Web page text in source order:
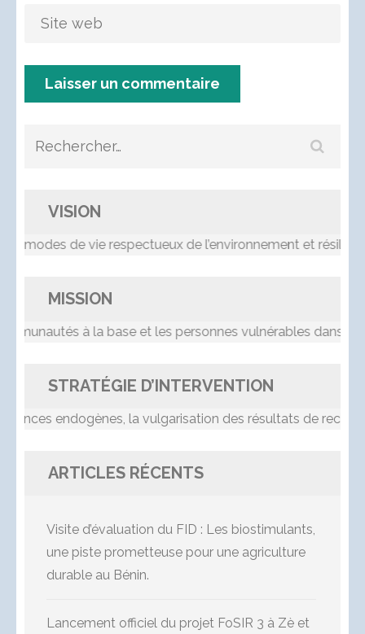
Rechercher :
VISION
de vie respectueux de l’environnement et résilients
MISSION
à la base et les personnes vulnérables dans le
STRATÉGIE D’INTERVENTION
endogènes, la vulgarisation des résultats de
ARTICLES RÉCENTS
Visite d’évaluation du FID : Les biostimulants,
une piste prometteuse pour une agriculture
durable au Bénin.
Lancement officiel du projet FoSIR 3 à Zè et